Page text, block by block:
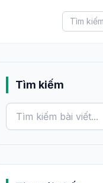
Tìm kiếm